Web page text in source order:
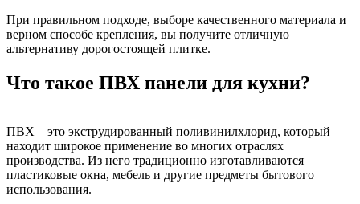
При правильном подходе, выборе качественного материала и
верном способе крепления, вы получите отличную
альтернативу дорогостоящей плитке.
Что такое ПВХ панели для кухни?
ПВХ – это экструдированный поливинилхлорид, который
находит широкое применение во многих отраслях
производства. Из него традиционно изготавливаются
пластиковые окна, мебель и другие предметы бытового
использования.